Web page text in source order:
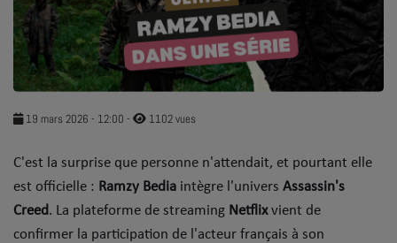
Top 5
SOUL ADDICT PLAY
Flash News
Dans la Street
C quoi ton Actu ?
19 mars 2026 - 12:00 - 1102 vues
​C'est la surprise que personne n'attendait, et pourtant elle
est officielle : Ramzy Bedia intègre l'univers Assassin's
Creed. La plateforme de streaming Netflixvient de
confirmer la participation de l'acteur français à son